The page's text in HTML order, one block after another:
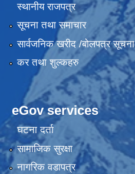
स्थानीय राजपत्र
सूचना तथा समाचार
सार्वजनिक खरीद /बोलपत्र सूचना
कर तथा शुल्कहरु
eGov services
घटना दर्ता
सामाजिक सुरक्षा
नागरिक वडापत्र